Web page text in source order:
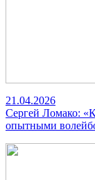
21.04.2026
Сергей Ломако:
опытными